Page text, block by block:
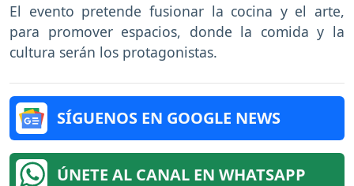
El evento pretende fusionar la cocina y el arte,
para promover espacios, donde la comida y la
cultura serán los protagonistas.
SÍGUENOS EN GOOGLE NEWS
ÚNETE AL CANAL EN WHATSAPP